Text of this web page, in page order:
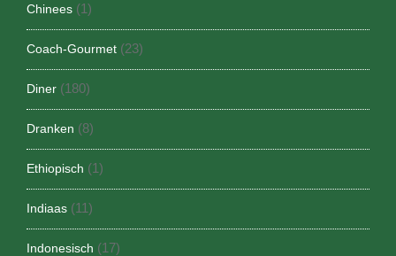
Chinees (1)
Coach-Gourmet (23)
Diner (180)
Dranken (8)
Ethiopisch (1)
Indiaas (11)
Indonesisch (17)